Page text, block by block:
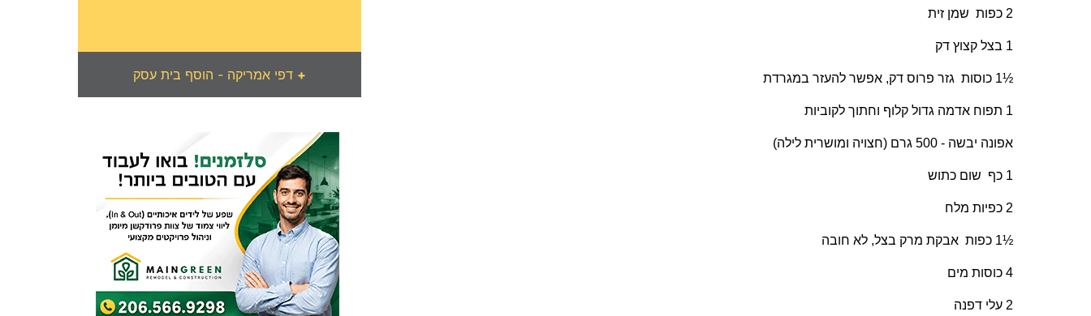
+
2 כפות שמן זית
1 בצל קצוץ דק
½1 כוסות גזר פרוס דק, אפשר להעזר במגרדת
1 תפוח אדמה גדול קלוף וחתוך לקוביות
אפונה יבשה - 500 גרם (חצויה ומושרית לילה)
1 כף שום כתוש
2 כפיות מלח
½1 כפות אבקת מרק בצל, לא חובה
4 כוסות מים
2 עלי דפנה